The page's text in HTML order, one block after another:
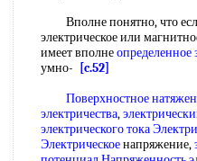
Вполне понятно, что
электрическое или
имеет вполнеопределенное
умно-
[c.52]
Поверхностное
электричества,
электрическоготока
Электрическоенапряжение,